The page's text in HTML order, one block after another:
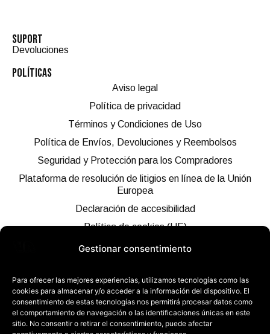
Gestionar consentimiento
Para ofrecer las mejores experiencias, utilizamos tecnologías como las
cookies para almacenar y/o acceder a la información del dispositivo. El
consentimiento de estas tecnologías nos permitirá procesar datos como
el comportamiento de navegación o las identificaciones únicas en este
sitio. No consentir o retirar el consentimiento, puede afectar
¿QUIERES ESTAR AL DÍA DE TODO?
SUPORT
Devoluciones
POLÍTICAS
Aviso legal
Política de privacidad
Términos y Condiciones de Uso
Política de Envíos, Devoluciones y Reembolsos
Seguridad y Protección para los Compradores
Plataforma de resolución de litigios en línea de la Unión
Europea
Declaración de accesibilidad
Política de cookies (UE)